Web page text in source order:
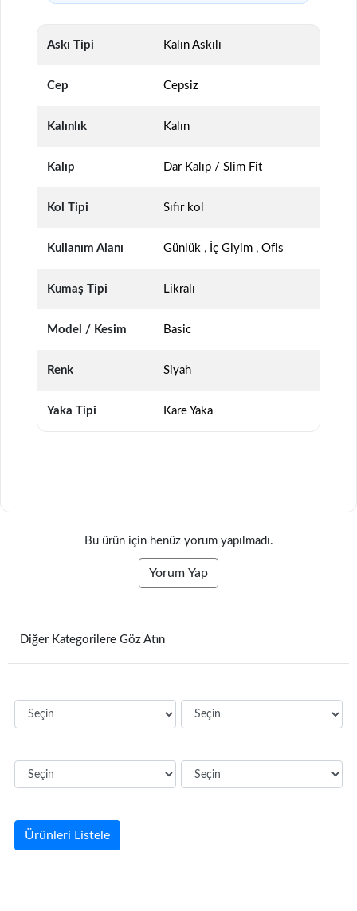
Askı Tipi Kalın Askılı
Cep Cepsiz
Kalınlık Kalın
Kalıp Dar Kalıp / Slim Fit
Kol Tipi Sıfır kol
Kullanım Alanı Günlük , İç Giyim , Ofis
Kumaş Tipi Likralı
Model / Kesim Basic
Renk Siyah
Yaka Tipi Kare Yaka
Bu ürün için henüz yorum yapılmadı.
Yorum Yap
Diğer Kategorilere Göz Atın
Ürünleri Listele